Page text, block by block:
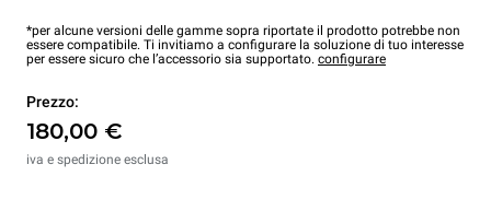
*per alcune versioni delle gamme sopra riportate il prodotto potrebbe non
essere compatibile. Ti invitiamo a configurare la soluzione di tuo interesse
per essere sicuro che l’accessorio sia supportato. configurare
Prezzo:
180,00 €
iva e spedizione esclusa